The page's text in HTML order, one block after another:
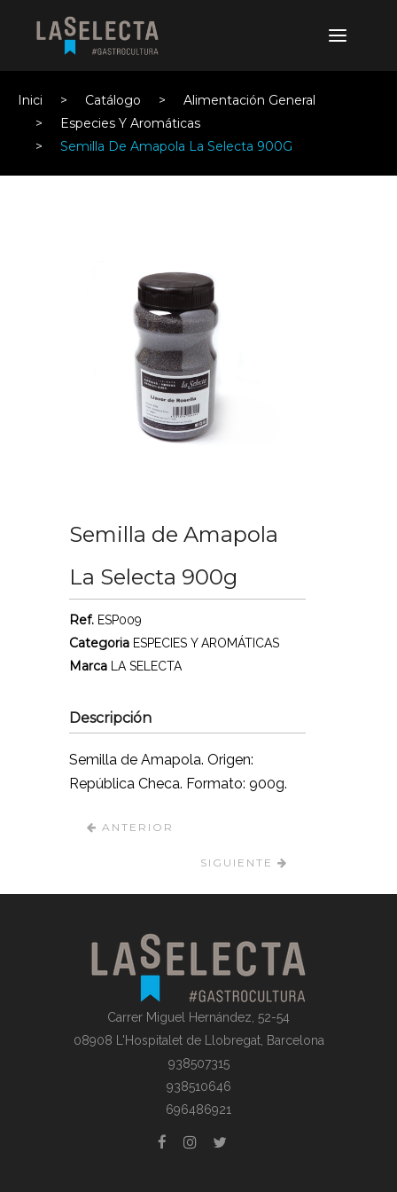
Inici Catálogo
Alimentación General
Especies Y Aromáticas
Semilla De Amapola La Selecta 900G
Semilla de Amapola
La Selecta 900g
Ref. ESP009
Categoria ESPECIES Y AROMÁTICAS
Marca LA SELECTA
Descripción
Semilla de Amapola. Origen:
República Checa. Formato: 900g.
ANTERIOR
SIGUIENTE
Carrer Miguel Hernández, 52-54
08908 L'Hospitalet de Llobregat, Barcelona
938507315
938510646
696486921